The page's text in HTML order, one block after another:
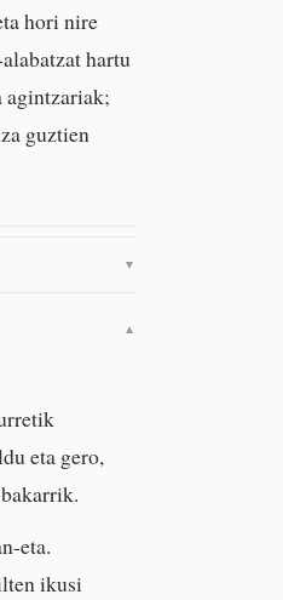
hori nire
hartu
agintzariak;
guztien
▼
▼
eta gero,
eta.
ikusi